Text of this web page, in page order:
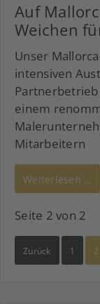
Auf
Weichen
Unser
intensiven
Partnerbetrieb
einem
Mitarbeitern
Weiterlesen …
Seite 2 von 2
Zurück 1 2